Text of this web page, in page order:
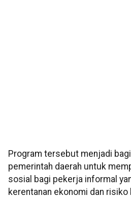
Program tersebut menjadi
pemerintah daerah untuk
sosial bagi pekerja informal
kerentanan ekonomi dan